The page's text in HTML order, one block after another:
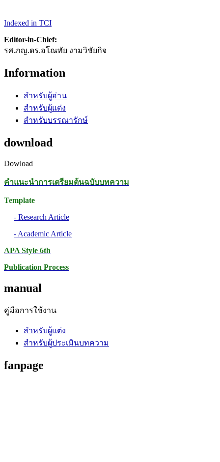
Indexed in TCI
Editor-in-Chief:
รศ.ภญ.ดร.อโณทัย งามวิชัยกิจ
Information
สำหรับผู้อ่าน
สำหรับผู้แต่ง
สำหรับบรรณารักษ์
download
Dowload
คำแนะนำการเตรียมต้นฉบับบทความ
Template
- Research Article
- Academic Article
APA Style 6th
Publication Process
manual
คู่มือการใช้งาน
สำหรับผู้แต่ง
สำหรับผู้ประเมินบทความ
fanpage